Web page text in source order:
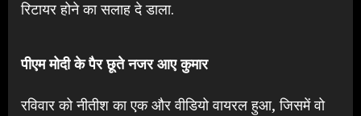
रिटायर होने का सलाह दे डाला.
पीएम मोदी के पैर छूते नजर आए कुमार
रविवार को नीतीश का एक और वीडियो वायरल हुआ, जिसमें वो